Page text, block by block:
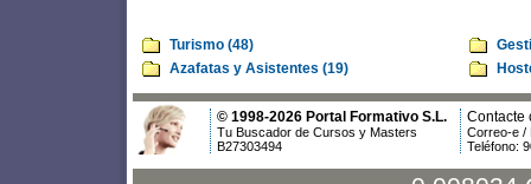
Turismo (48)
Azafatas y Asistentes (19)
© 1998-2026 Portal Formativo S.L.
Tu Buscador de Cursos y Masters
B27303494
Contacte
Correo-e /
Teléfono: